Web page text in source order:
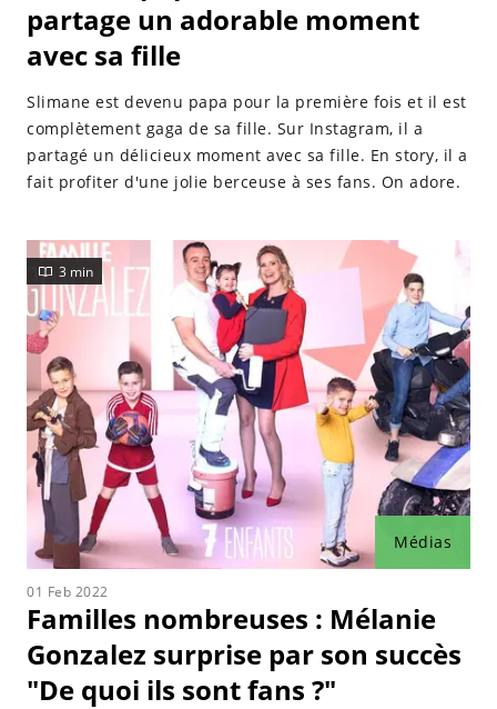
partage un adorable moment
avec sa fille
Slimane est devenu papa pour la première fois et il est
complètement gaga de sa fille. Sur Instagram, il a
partagé un délicieux moment avec sa fille. En story, il a
fait profiter d'une jolie berceuse à ses fans. On adore.
Médias
3 min
01 Feb 2022
Familles nombreuses : Mélanie
Gonzalez surprise par son succès
"De quoi ils sont fans ?"